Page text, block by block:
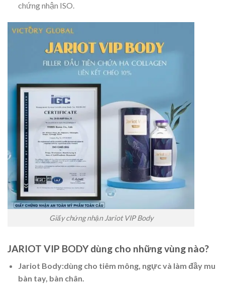
chứng nhận ISO.
Giấy chứng nhận Jariot VIP Body
JARIOT VIP BODY dùng cho những vùng nào?
Jariot Body:dùng cho tiêm mông, ngực và làm đầy mu
bàn tay, bàn chân.